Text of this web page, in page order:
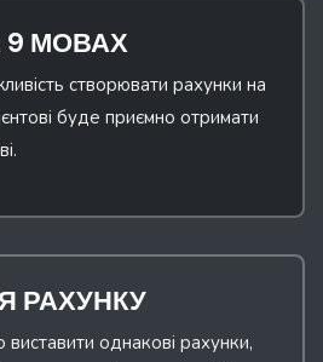
9 МОВАХ
створювати рахунки на
буде приємно отримати
РАХУНКУ
однакові рахунки,